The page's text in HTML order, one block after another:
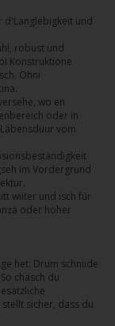
d'Langlebigkeit und
robust und
Konstruktione
Ohni
wo en
oder in
vom
im Vordergrund
wiiter und isch für
oder hoher
het. Drum schniide
chasch du
sicher, dass du